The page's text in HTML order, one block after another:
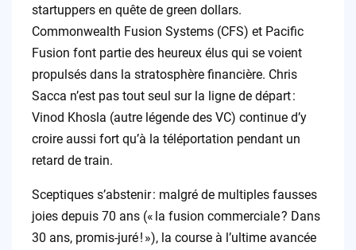
startuppers en quête de green dollars.
Commonwealth Fusion Systems (CFS) et Pacific
Fusion font partie des heureux élus qui se voient
propulsés dans la stratosphère financière. Chris
Sacca n’est pas tout seul sur la ligne de départ :
Vinod Khosla (autre légende des VC) continue d’y
croire aussi fort qu’à la téléportation pendant un
retard de train.
Sceptiques s’abstenir : malgré de multiples fausses
joies depuis 70 ans (« la fusion commerciale ? Dans
30 ans, promis-juré ! »), la course à l’ultime avancée